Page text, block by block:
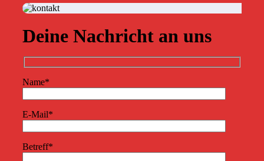
Deine Nachricht an uns
Name*
E-Mail*
Betreff*